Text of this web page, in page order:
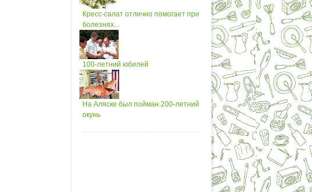
Кресс-салат отлично помогает при
болезнях...
100-летний юбилей
На Аляске был пойман 200-летний
окунь